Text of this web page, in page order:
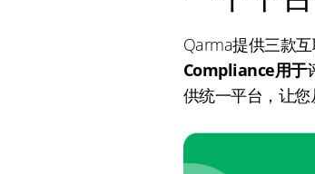
Qarma提供三款
Compliance用于
供统一平台，让您